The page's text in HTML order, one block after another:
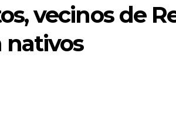
vecinos de
nativos